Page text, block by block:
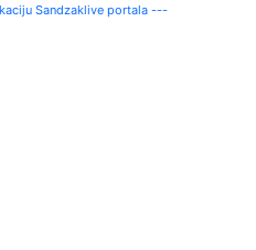
Sandzaklive portala ---